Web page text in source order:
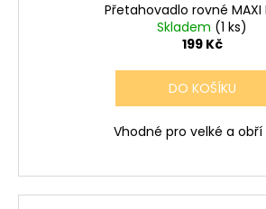
Přetahovadlo rovné MAXI
Skladem (1 ks)
199 Kč
DO KOŠÍKU
Vhodné pro velké a obří